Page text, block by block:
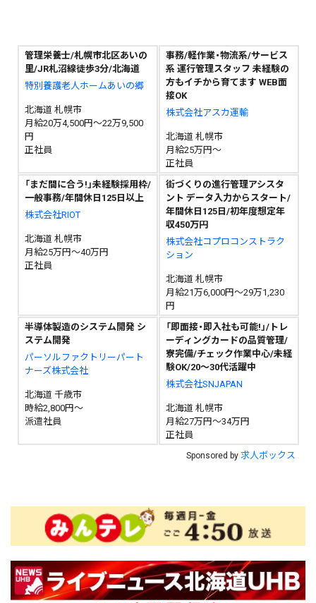
管理栄養士/札幌市北区あいの
里/JR札沼線徒歩3分/北海道
特別養護老人ホームあいの郷
北海道 札幌市
月給20万4,500円～22万9,500
円
正社員
事務/軽作業・物流系/サービス
系 運行管理スタッフ 未経験の
方もイチから育てます WEB面
接OK
株式会社アスカ運輸
北海道 札幌市
月給25万円～
正社員
「まだ間に合う!」未経験採用枠/
一般事務/年間休日125日以上
株式会社RIOT
北海道 札幌市
月給25万円～40万円
正社員
街づくりの進行管理アシスタ
ント データ入力からスタート/
年間休日125日/初年度想定年
収450万円
株式会社コプロコンストラク
ション
北海道 札幌市
月給21万6,000円～29万1,230
円
半導体製造のシステム開発 シ
ステム開発
パーソルファクトリーパート
ナーズ株式会社
北海道 千歳市
時給2,800円～
派遣社員
「即面接・即入社も可能!」/トレ
ーディングカードの品質管理/
寮完備/チェック作業中心/未経
験OK/20〜30代活躍中
株式会社SNJAPAN
北海道 札幌市
月給27万円～34万円
正社員
Sponsored by 求人ボックス